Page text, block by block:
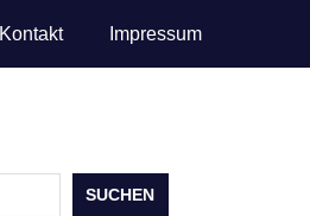
Kontakt Impressum
SUCHEN